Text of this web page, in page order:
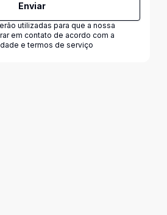
Enviar
utilizadas para que a nossa
em contato de acordo com a
e termos de serviço